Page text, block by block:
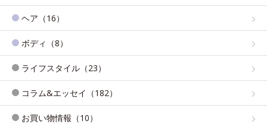
ヘア（16）
ボディ（8）
ライフスタイル（23）
コラム&エッセイ（182）
お買い物情報（10）